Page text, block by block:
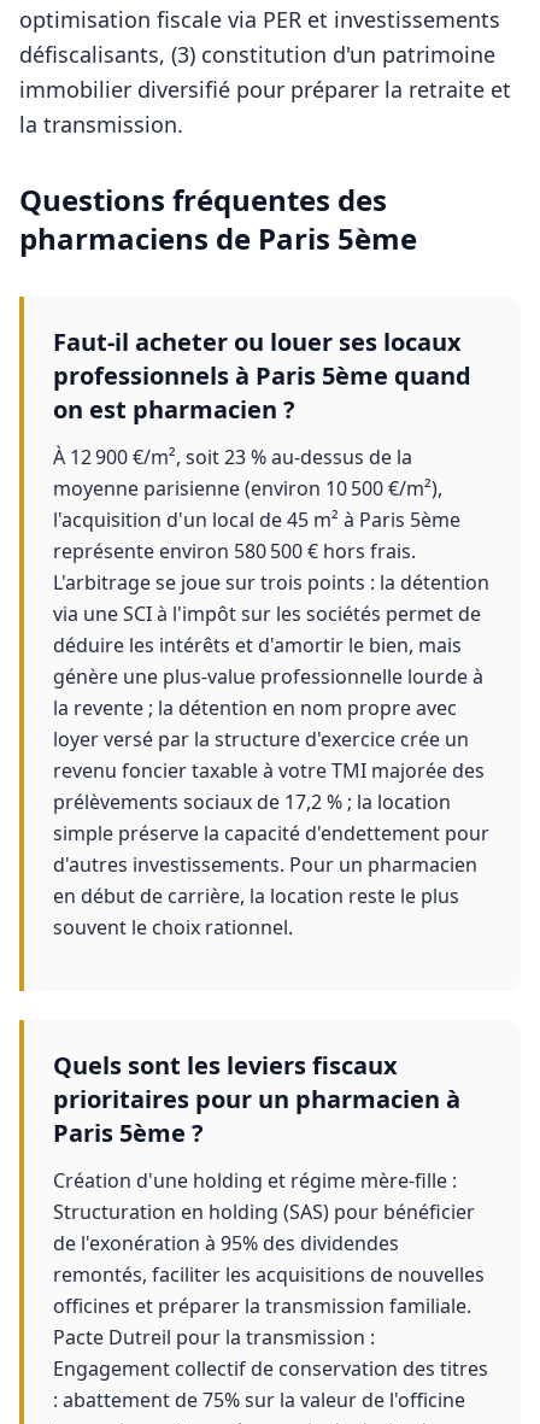
optimisation fiscale via PER et investissements
défiscalisants, (3) constitution d'un patrimoine
immobilier diversifié pour préparer la retraite et
la transmission.
Questions fréquentes des
pharmaciens de Paris 5ème
Faut-il acheter ou louer ses locaux
professionnels à Paris 5ème quand
on est pharmacien ?
À 12 900 €/m², soit 23 % au-dessus de la
moyenne parisienne (environ 10 500 €/m²),
l'acquisition d'un local de 45 m² à Paris 5ème
représente environ 580 500 € hors frais.
L'arbitrage se joue sur trois points : la détention
via une SCI à l'impôt sur les sociétés permet de
déduire les intérêts et d'amortir le bien, mais
génère une plus-value professionnelle lourde à
la revente ; la détention en nom propre avec
loyer versé par la structure d'exercice crée un
revenu foncier taxable à votre TMI majorée des
prélèvements sociaux de 17,2 % ; la location
simple préserve la capacité d'endettement pour
d'autres investissements. Pour un pharmacien
en début de carrière, la location reste le plus
souvent le choix rationnel.
Quels sont les leviers fiscaux
prioritaires pour un pharmacien à
Paris 5ème ?
Création d'une holding et régime mère-fille :
Structuration en holding (SAS) pour bénéficier
de l'exonération à 95% des dividendes
remontés, faciliter les acquisitions de nouvelles
officines et préparer la transmission familiale.
Pacte Dutreil pour la transmission :
Engagement collectif de conservation des titres
: abattement de 75% sur la valeur de l'officine